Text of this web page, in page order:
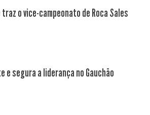
o vice-campeonato de Roca Sales
e segura a liderança no Gauchão